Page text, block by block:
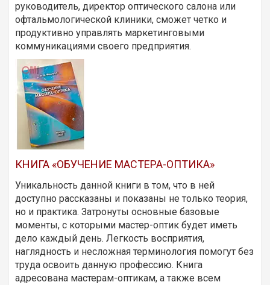
руководитель, директор оптического салона или
офтальмологической клиники, сможет четко и
продуктивно управлять маркетинговыми
коммуникациями своего предприятия.
КНИГА «ОБУЧЕНИЕ МАСТЕРА-ОПТИКА»
Уникальность данной книги в том, что в ней
доступно рассказаны и показаны не только теория,
но и практика. Затронуты основные базовые
моменты, с которыми мастер-оптик будет иметь
дело каждый день. Легкость восприятия,
наглядность и несложная терминология помогут без
труда освоить данную профессию. Книга
адресована мастерам-оптикам, а также всем